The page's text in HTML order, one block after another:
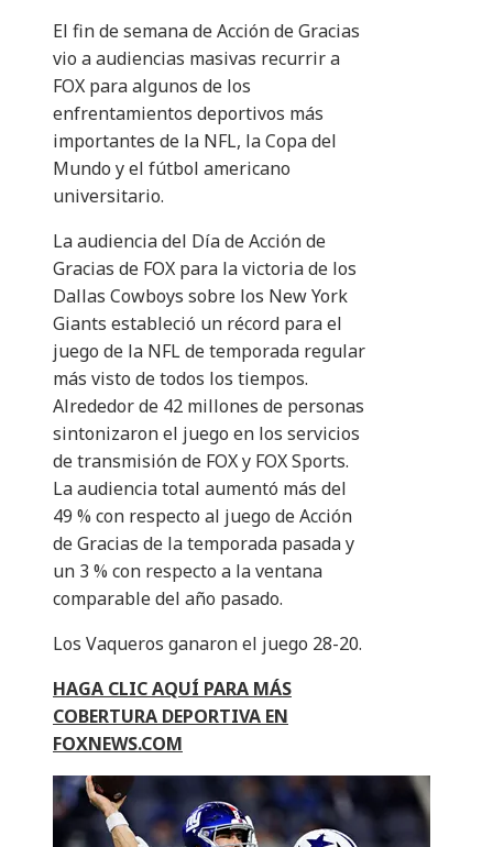
El fin de semana de Acción de Gracias
vio a audiencias masivas recurrir a
FOX para algunos de los
enfrentamientos deportivos más
importantes de la NFL, la Copa del
Mundo y el fútbol americano
universitario.
La audiencia del Día de Acción de
Gracias de FOX para la victoria de los
Dallas Cowboys sobre los New York
Giants estableció un récord para el
juego de la NFL de temporada regular
más visto de todos los tiempos.
Alrededor de 42 millones de personas
sintonizaron el juego en los servicios
de transmisión de FOX y FOX Sports.
La audiencia total aumentó más del
49 % con respecto al juego de Acción
de Gracias de la temporada pasada y
un 3 % con respecto a la ventana
comparable del año pasado.
Los Vaqueros ganaron el juego 28-20.
HAGA CLIC AQUÍ PARA MÁS
COBERTURA DEPORTIVA EN
FOXNEWS.COM